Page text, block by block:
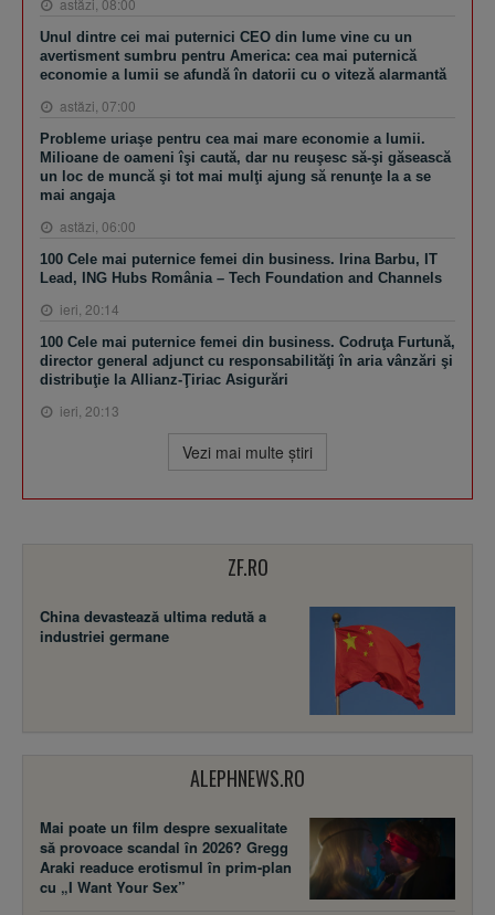
Unul dintre cei mai puternici CEO din lume vine cu un
avertisment sumbru pentru America: cea mai puternică
economie a lumii se afundă în datorii cu o viteză alarmantă
astăzi, 07:00
Probleme uriaşe pentru cea mai mare economie a lumii.
Milioane de oameni îşi caută, dar nu reuşesc să-şi găsească
un loc de muncă şi tot mai mulţi ajung să renunţe la a se
mai angaja
astăzi, 06:00
100 Cele mai puternice femei din business. Irina Barbu, IT
Lead, ING Hubs România – Tech Foundation and Channels
ieri, 20:14
100 Cele mai puternice femei din business. Codruţa Furtună,
director general adjunct cu responsabilităţi în aria vânzări şi
distribuţie la Allianz-Ţiriac Asigurări
ieri, 20:13
Vezi mai multe ştiri
ZF.RO
China devastează ultima redută a
industriei germane
ALEPHNEWS.RO
Mai poate un film despre sexualitate
să provoace scandal în 2026? Gregg
Araki readuce erotismul în prim-plan
cu „I Want Your Sex”